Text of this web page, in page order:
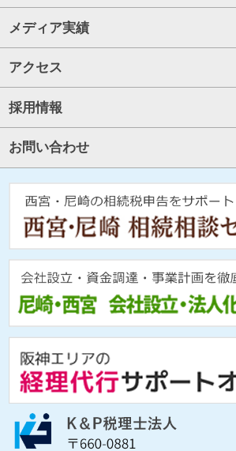
メディア実績
アクセス
採用情報
お問い合わせ